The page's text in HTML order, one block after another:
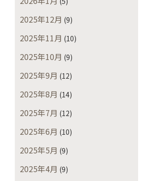
2025年12月 (9)
2025年11月 (10)
2025年10月 (9)
2025年9月 (12)
2025年8月 (14)
2025年7月 (12)
2025年6月 (10)
2025年5月 (9)
2025年4月 (9)